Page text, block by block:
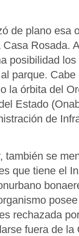
de plano esa
Rosada.
posibilidad
parque.
la órbita del
Estado
de
también se
que tiene el
rechazada
fuera de la